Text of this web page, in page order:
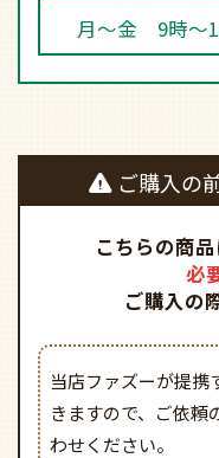
月～金 9時～
ご購入の
こちらの商
必
ご購入の
当店ファズーが提携
きますので、
ご依頼
わせください。